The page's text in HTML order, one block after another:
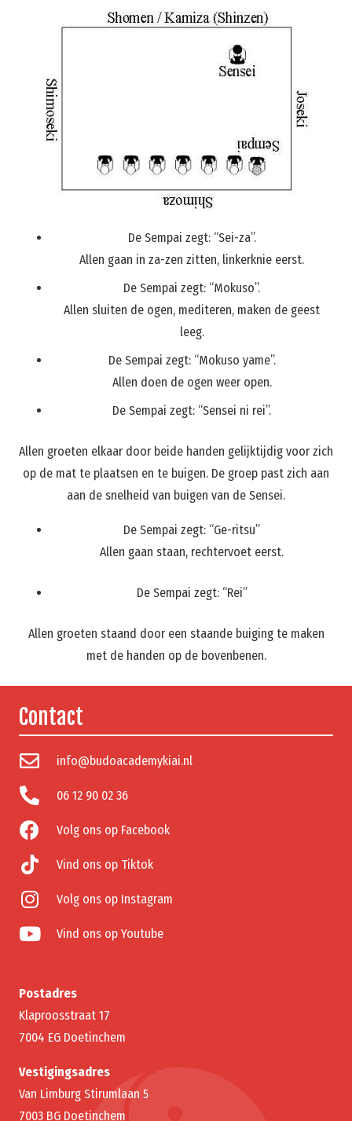
De Sempai zegt: “Sei-za”.
Allen gaan in za-zen zitten, linkerknie eerst.
De Sempai zegt: “Mokuso”.
Allen sluiten de ogen, mediteren, maken de geest
leeg.
De Sempai zegt: “Mokuso yame”.
Allen doen de ogen weer open.
De Sempai zegt: “Sensei ni rei”.
Allen groeten elkaar door beide handen gelijktijdig voor zich
op de mat te plaatsen en te buigen. De groep past zich aan
aan de snelheid van buigen van de Sensei.
De Sempai zegt: “Ge-ritsu”
Allen gaan staan, rechtervoet eerst.
De Sempai zegt: “Rei”
Allen groeten staand door een staande buiging te maken
met de handen op de bovenbenen.
Contact
info@budoacademykiai.nl
06 12 90 02 36
Volg ons op Facebook
Vind ons op Tiktok
Volg ons op Instagram
Vind ons op Youtube
Postadres
Klaproosstraat 17
7004 EG Doetinchem
Vestigingsadres
Van Limburg Stirumlaan 5
7003 BG Doetinchem